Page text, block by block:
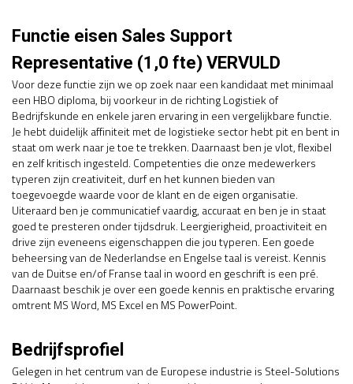
Functie eisen Sales Support
Representative (1,0 fte) VERVULD
Voor deze functie zijn we op zoek naar een kandidaat met minimaal
een HBO diploma, bij voorkeur in de richting Logistiek of
Bedrijfskunde en enkele jaren ervaring in een vergelijkbare functie.
Je hebt duidelijk affiniteit met de logistieke sector hebt pit en bent in
staat om werk naar je toe te trekken. Daarnaast ben je vlot, flexibel
en zelf kritisch ingesteld. Competenties die onze medewerkers
typeren zijn creativiteit, durf en het kunnen bieden van
toegevoegde waarde voor de klant en de eigen organisatie.
Uiteraard ben je communicatief vaardig, accuraat en ben je in staat
goed te presteren onder tijdsdruk. Leergierigheid, proactiviteit en
drive zijn eveneens eigenschappen die jou typeren. Een goede
beheersing van de Nederlandse en Engelse taal is vereist. Kennis
van de Duitse en/of Franse taal in woord en geschrift is een pré.
Daarnaast beschik je over een goede kennis en praktische ervaring
omtrent MS Word, MS Excel en MS PowerPoint.
Bedrijfsprofiel
Gelegen in het centrum van de Europese industrie is Steel-Solutions